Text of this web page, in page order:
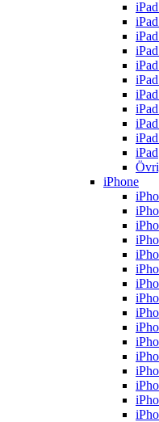
iPad
iPhone